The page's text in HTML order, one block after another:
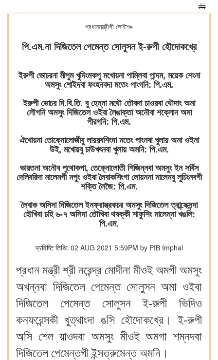
প্রধানমন্ত্রীগী লোইশঙ
পি.এম.না দিজিতেল পেমেন্ত সোলুসন ই-রুপী হৌদোকখ্রে
ইরুপী ভোচরনা মীপুম খুদিংমকপু মখোয়না পাম্লিবা পান্দম, ময়েক শেংনা
অমসুং শোইদবা ফংহনবদা মতেং পাংগনি: পি.এম.
ইরুপী ভোচর দি.বি.তি. বু হেন্না মথৌ তৌবদা চাওরবা থৌদাং অমা
লৌগনি অমসুং দিজিতেল ওইবা লৈঙাক্তা অনৌবা শক্লোন অমা
পীরগনি: পি.এম.
ঐখোয়না তোক্নোলোজীবু লায়রবশিংদা মতেং পাংনবা খুলায় অমা ওইনা
উই, মখোয়বু চাউখৎনবা খুলায় অমনি: পি.এম.
ভারতনা অনৌব পুথোকপা, তেক্নোলোতী শিজিন্নবা অমসুং ইন সর্বিস
দেলিবরিদা মালেমগী মপুং ওইবা লৈবাকশিংগা লোয়ননা মালেমবু লুচিংনবগী
শক্তি লৈজৈ: পি.এম.
লৈবাক অসিদা দিজিতেল ইনফ্রাস্ত্রকচর অমসুং দিজিতেল ত্রান্সেক্সন্দা
হৌখিবা চহি ৬-৭ অসিদা তৌখিবা থবক্কী শাফুশিং মালেম্না খঙলি:
পি.এম.
प्रविष्टि तिथि: 02 AUG 2021 5:59PM by PIB Imphal
প্রধান মন্ত্রী শ্রী নরেন্দ্র মোদীনা মীওই অমগী অমসুং
অখন্নবা দিজিতেল পেমেন্ত সোলুসন অমা ওইবা
দিজিতেল পেমেন্ত সোলুসন ই-রুপী ভিদিও
কনফরেন্সকী খুত্থাংদা ঙসি হৌদোকখ্রে। ই-রুপী
অসি শেল য়াওদবা অমসুং মীওই অমগা শম্নদবা
দিজিতেল পেমেন্তগী ইন্সত্রুমেন্ত অমনি।